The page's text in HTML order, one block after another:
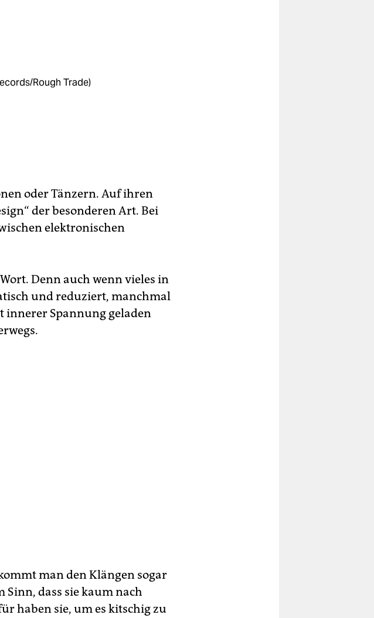
Rough Trade)
oder Tänzern. Auf ihren
der besonderen Art. Bei
elektronischen
Denn auch wenn vieles in
und reduziert, manchmal
innerer Spannung geladen
man den Klängen sogar
Sinn, dass sie kaum nach
haben sie, um es kitschig zu